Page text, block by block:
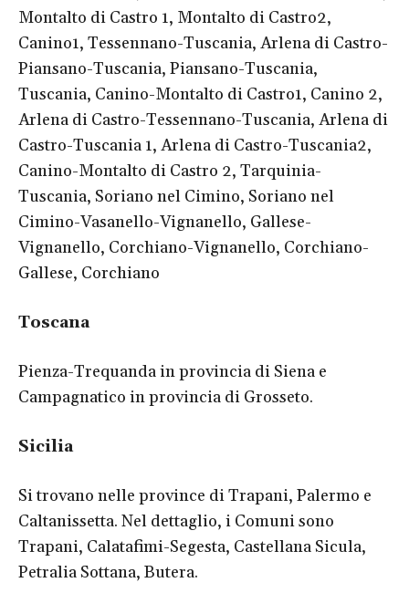
Montalto di Castro 1, Montalto di Castro2,
Canino1, Tessennano-Tuscania, Arlena di Castro-
Piansano-Tuscania, Piansano-Tuscania,
Tuscania, Canino-Montalto di Castro1, Canino 2,
Arlena di Castro-Tessennano-Tuscania, Arlena di
Castro-Tuscania 1, Arlena di Castro-Tuscania2,
Canino-Montalto di Castro 2, Tarquinia-
Tuscania, Soriano nel Cimino, Soriano nel
Cimino-Vasanello-Vignanello, Gallese-
Vignanello, Corchiano-Vignanello, Corchiano-
Gallese, Corchiano
Toscana
Pienza-Trequanda in provincia di Siena e
Campagnatico in provincia di Grosseto.
Sicilia
Si trovano nelle province di Trapani, Palermo e
Caltanissetta. Nel dettaglio, i Comuni sono
Trapani, Calatafimi-Segesta, Castellana Sicula,
Petralia Sottana, Butera.